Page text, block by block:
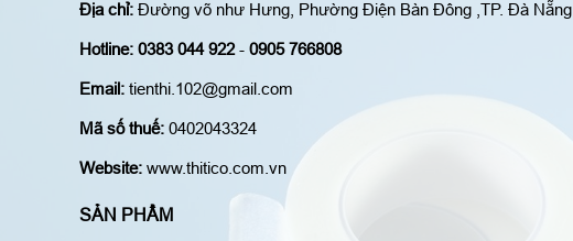
Địa chỉ: Đường võ như Hưng, Phường Điện Bàn Đông ,TP. Đà Nẵng
Hotline: 0383 044 922- 0905 766808
Email: tienthi.102@gmail.com
Mã số thuế: 0402043324
Website: www.thitico.com.vn
SẢN PHẨM